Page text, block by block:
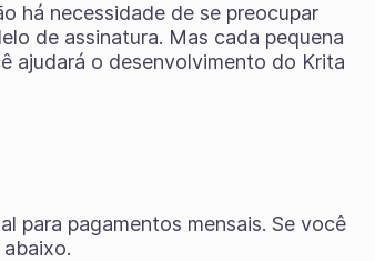
há necessidade de se preocupar
de assinatura. Mas cada pequena
ajudará o desenvolvimento do Krita
para pagamentos mensais. Se você